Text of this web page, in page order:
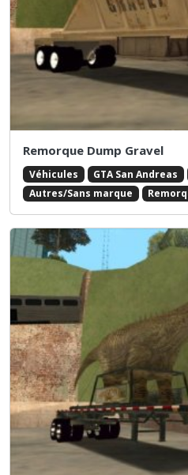
Remorque Dump Gravel
Véhicules GTA San Andreas
Autres/Sans marque